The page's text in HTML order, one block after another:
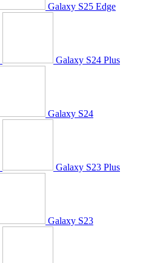
Galaxy S25 Edge
Galaxy S24 Plus
Galaxy S24
Galaxy S23 Plus
Galaxy S23